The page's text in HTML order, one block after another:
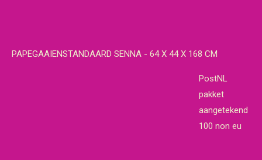
PAPEGAAIENSTANDAARD SENNA - 64 X 44 X 168 CM
PostNL
pakket
aangetekend
100 non eu